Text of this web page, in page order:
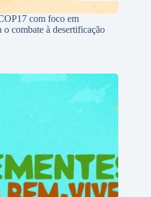
com foco em
o combate à desertificação